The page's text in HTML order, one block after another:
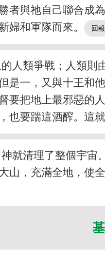
者與祂自己聯合成
婦和軍隊而來。
人類爭戰；人類則
是一，又與十王和
要把地上最邪惡的
也要踹這酒醡。這
就清理了整個宇宙
山，充滿全地，使